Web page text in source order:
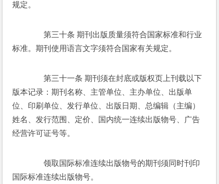
规定。
第三十条 期刊出版质量须符合国家标准和行业
标准。期刊使用语言文字须符合国家有关规定。
第三十一条 期刊须在封底或版权页上刊载以下
版本记录：期刊名称、主管单位、主办单位、出版单
位、印刷单位、发行单位、出版日期、总编辑（主编）
姓名、发行范围、定价、国内统一连续出版物号、广告
经营许可证号等。
领取国际标准连续出版物号的期刊须同时刊印
国际标准连续出版物号。